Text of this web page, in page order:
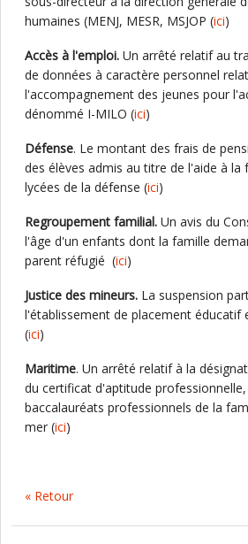
humaines (MENJ, MESR, MSJOP (ici)
Accès à l'emploi. Un arrêté relatif au
de données à caractère personnel
l'accompagnement des jeunes pour
dénommé I-MILO (ici)
Défense. Le montant des frais de
des élèves admis au titre de l'aide à la
lycées de la défense (ici)
Regroupement familial. Un avis du
l'âge d'un enfants dont la famille
parent réfugié (ici)
Justice des mineurs. La suspension
l'établissement de placement éducatif
(ici)
Maritime. Un arrêté relatif à la
du certificat d'aptitude professionnelle,
baccalauréats professionnels de la
mer (ici)
« Retour